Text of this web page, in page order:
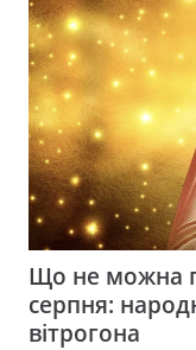
Що не можна
серпня:
вітрогона